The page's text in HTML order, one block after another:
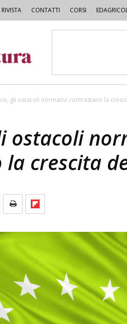
CONTATTI CORSI
gli ostacoli normativi contrastano la
ostacoli
crescita